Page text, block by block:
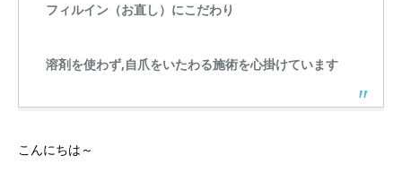
フィルイン（お直し）にこだわり
溶剤を使わず,自爪をいたわる施術を心掛けています
こんにちは～